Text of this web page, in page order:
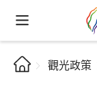
觀光政策